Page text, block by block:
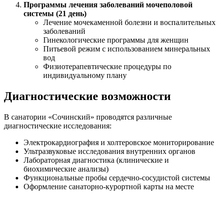
Программы лечения заболеваний мочеполовой
системы (21 день)
Лечение мочекаменной болезни и воспалительных
заболеваний
Гинекологические программы для женщин
Питьевой режим с использованием минеральных
вод
Физиотерапевтические процедуры по
индивидуальному плану
Диагностические возможности
В санатории «Сочинский» проводятся различные
диагностические исследования:
Электрокардиография и холтеровское мониторирование
Ультразвуковые исследования внутренних органов
Лабораторная диагностика (клинические и
биохимические анализы)
Функциональные пробы сердечно-сосудистой системы
Оформление санаторно-курортной карты на месте